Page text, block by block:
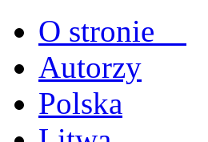
O stronie
Autorzy
Polska